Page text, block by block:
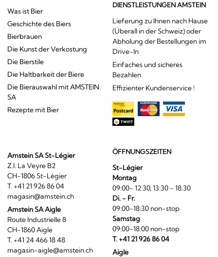
Was ist Bier
Geschichte des Biers
Bierbrauen
Die Kunst der Verkostung
Die Bierstile
Die Haltbarkeit der Biere
Die Bierauswahl mit AMSTEIN
SA
Rezepte mit Bier
DIENSTLEISTUNGEN AMSTEIN
Lieferung zu Ihnen nach Hause
(Überall in der Schweiz) oder
Abholung der Bestellungen im
Drive-In
Einfaches und sicheres
Bezahlen
Effizienter Kundenservice !
Amstein SA St-Légier
Z.I. La Veyre B2
CH-1806 St-Légier
T. +41 21 926 86 04
magasin@amstein.ch
Amstein SA Aigle
Route Industrielle 8
CH-1860 Aigle
T. +41 24 466 18 48
magasin-aigle@amstein.ch
ÖFFNUNGSZEITEN
St-Légier
Montag
09:00- 12:30, 13:30 - 18:30
Di. - Fr.
09:00-18:30 non-stop
Samstag
09:00-18:00 non-stop
T. +41 21 926 86 04
Aigle